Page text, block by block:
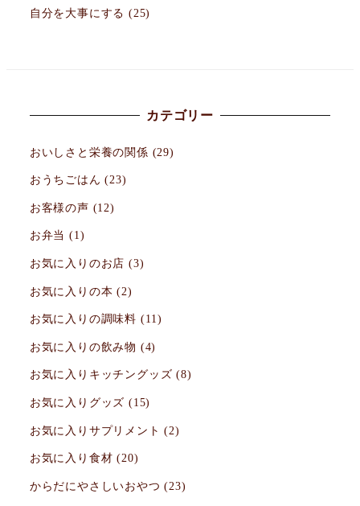
自分を大事にする (25)
カテゴリー
おいしさと栄養の関係 (29)
おうちごはん (23)
お客様の声 (12)
お弁当 (1)
お気に入りのお店 (3)
お気に入りの本 (2)
お気に入りの調味料 (11)
お気に入りの飲み物 (4)
お気に入りキッチングッズ (8)
お気に入りグッズ (15)
お気に入りサプリメント (2)
お気に入り食材 (20)
からだにやさしいおやつ (23)